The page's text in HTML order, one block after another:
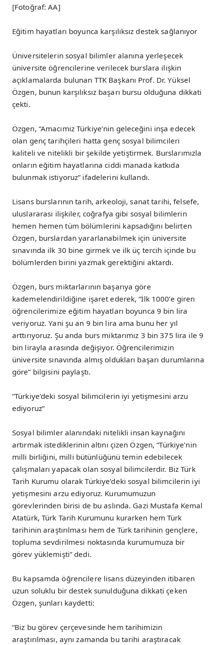
[Fotoğraf: AA]
Eğitim hayatları boyunca karşılıksız destek sağlanıyor
Üniversitelerin sosyal bilimler alanına yerleşecek
üniversite öğrencilerine verilecek burslara ilişkin
açıklamalarda bulunan TTK Başkanı Prof. Dr. Yüksel
Özgen, bunun karşılıksız başarı bursu olduğuna dikkati
çekti.
Özgen, “Amacımız Türkiye’nin geleceğini inşa edecek
olan genç tarihçileri hatta genç sosyal bilimcileri
kaliteli ve nitelikli bir şekilde yetiştirmek. Burslarımızla
onların eğitim hayatlarına ciddi manada katkıda
bulunmak istiyoruz” ifadelerini kullandı.
Lisans burslarının tarih, arkeoloji, sanat tarihi, felsefe,
uluslararası ilişkiler, coğrafya gibi sosyal bilimlerin
hemen hemen tüm bölümlerini kapsadığını belirten
Özgen, burslardan yararlanabilmek için üniversite
sınavında ilk 30 bine girmek ve ilk üç tercih içinde bu
bölümlerden birini yazmak gerektiğini aktardı.
Özgen, burs miktarlarının başarıya göre
kademelendirildiğine işaret ederek, “İlk 1000’e giren
öğrencilerimize eğitim hayatları boyunca 9 bin lira
veriyoruz. Yani şu an 9 bin lira ama bunu her yıl
arttırıyoruz. Şu anda burs miktarımız 3 bin 375 lira ile 9
bin lirayla arasında değişiyor. Öğrencilerimizin
üniversite sınavında almış oldukları başarı durumlarına
göre” bilgisini paylaştı.
“Türkiye’deki sosyal bilimcilerin iyi yetişmesini arzu
ediyoruz”
Sosyal bilimler alanındaki nitelikli insan kaynağını
artırmak istediklerinin altını çizen Özgen, “Türkiye’nin
milli birliğini, milli bütünlüğünü temin edebilecek
çalışmaları yapacak olan sosyal bilimcilerdir. Biz Türk
Tarih Kurumu olarak Türkiye’deki sosyal bilimcilerin iyi
yetişmesini arzu ediyoruz. Kurumumuzun
görevlerinden birisi de bu aslında. Gazi Mustafa Kemal
Atatürk, Türk Tarih Kurumunu kurarken hem Türk
tarihinin araştırılması hem de Türk tarihinin gençlere,
topluma sevdirilmesi noktasında kurumumuza bir
görev yüklemişti” dedi.
Bu kapsamda öğrencilere lisans düzeyinden itibaren
uzun soluklu bir destek sunulduğuna dikkati çeken
Özgen, şunları kaydetti:
“Biz bu görev çerçevesinde hem tarihimizin
araştırılması, aynı zamanda bu tarihi araştıracak